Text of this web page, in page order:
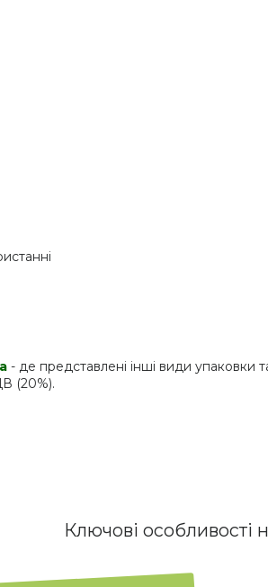
- де представлені інші види упаковки
(20%).
Ключові особливості